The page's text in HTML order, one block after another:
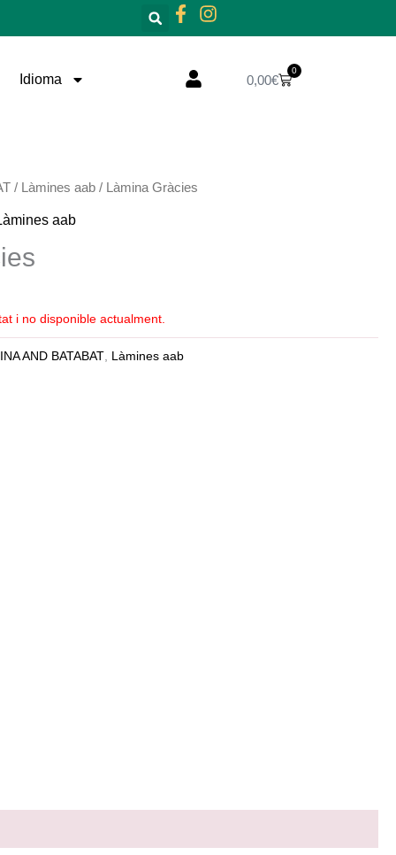
Idioma 0,00€
0
Cistella
/ Làmines aab / Làmina Gràcies
aab
i no disponible actualment.
AND BATABAT Làmines aab